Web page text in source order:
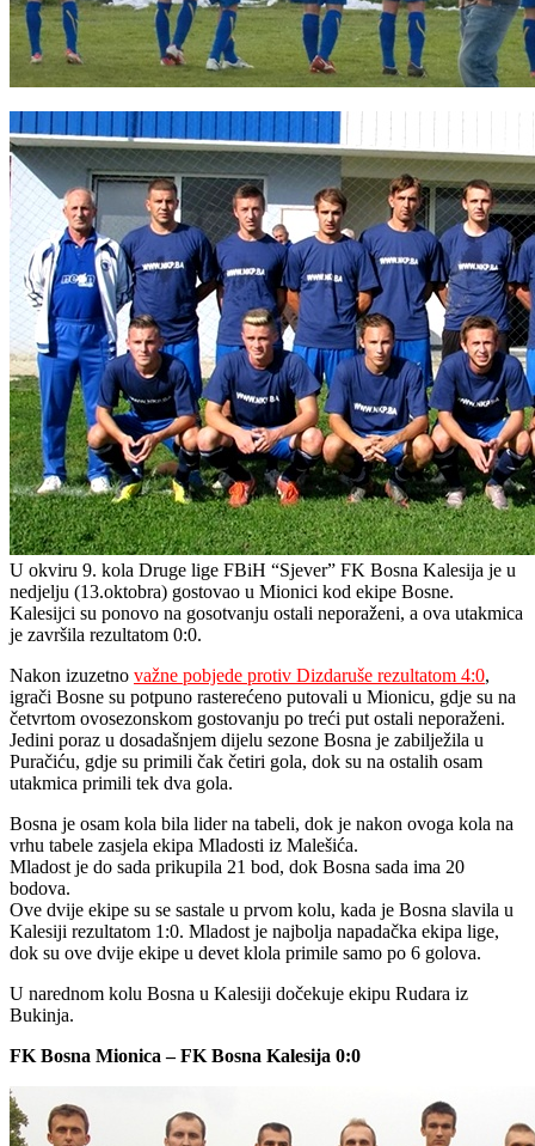
U okviru 9. kola Druge lige FBiH “Sjever” FK Bosna Kalesija je u
nedjelju (13.oktobra) gostovao u Mionici kod ekipe Bosne.
Kalesijci su ponovo na gosotvanju ostali neporaženi, a ova utakmica
je završila rezultatom 0:0.
Nakon izuzetno važne pobjede protiv Dizdaruše rezultatom 4:0,
igrači Bosne su potpuno rasterećeno putovali u Mionicu, gdje su na
četvrtom ovosezonskom gostovanju po treći put ostali neporaženi.
Jedini poraz u dosadašnjem dijelu sezone Bosna je zabilježila u
Puračiću, gdje su primili čak četiri gola, dok su na ostalih osam
utakmica primili tek dva gola.
Bosna je osam kola bila lider na tabeli, dok je nakon ovoga kola na
vrhu tabele zasjela ekipa Mladosti iz Malešića.
Mladost je do sada prikupila 21 bod, dok Bosna sada ima 20
bodova.
Ove dvije ekipe su se sastale u prvom kolu, kada je Bosna slavila u
Kalesiji rezultatom 1:0. Mladost je najbolja napadačka ekipa lige,
dok su ove dvije ekipe u devet klola primile samo po 6 golova.
U narednom kolu Bosna u Kalesiji dočekuje ekipu Rudara iz
Bukinja.
FK Bosna Mionica – FK Bosna Kalesija 0:0